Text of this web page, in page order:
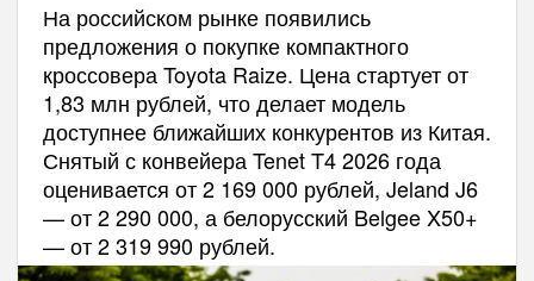
На российском рынке появились
предложения о покупке компактного
кроссовера Toyota Raize. Цена стартует от
1,83 млн рублей, что делает модель
доступнее ближайших конкурентов из Китая.
Снятый с конвейера Tenet T4 2026 года
оценивается от 2 169 000 рублей, Jeland J6
— от 2 290 000, а белорусский Belgee X50+
— от 2 319 990 рублей.